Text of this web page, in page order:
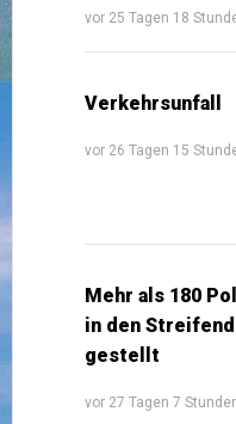
vor 25 Tagen 18
Verkehrsunfall
vor 26 Tagen 15
Mehr als 180
in den
gestellt
vor 27 Tagen 7